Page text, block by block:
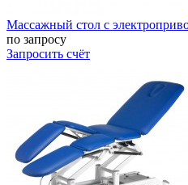
Массажный стол c
по запросу
Запросить счёт